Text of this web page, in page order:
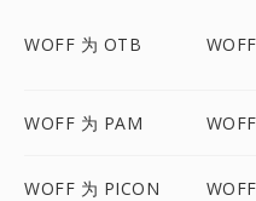
WOFF 为 OTB
WOFF 为 PAM
WOFF 为 PICON